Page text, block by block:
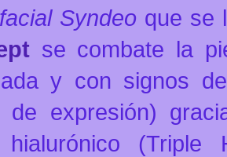
Syndeo que se
se combate la
y con signos
de expresión)
hialurónico (Triple